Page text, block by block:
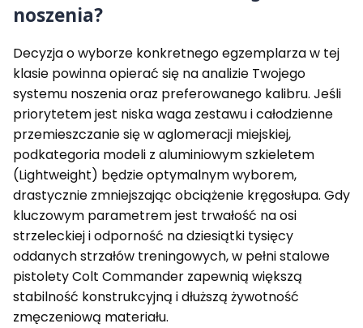
noszenia?
Decyzja o wyborze konkretnego egzemplarza w tej
klasie powinna opierać się na analizie Twojego
systemu noszenia oraz preferowanego kalibru. Jeśli
priorytetem jest niska waga zestawu i całodzienne
przemieszczanie się w aglomeracji miejskiej,
podkategoria modeli z aluminiowym szkieletem
(Lightweight) będzie optymalnym wyborem,
drastycznie zmniejszając obciążenie kręgosłupa. Gdy
kluczowym parametrem jest trwałość na osi
strzeleckiej i odporność na dziesiątki tysięcy
oddanych strzałów treningowych, w pełni stalowe
pistolety Colt Commander zapewnią większą
stabilność konstrukcyjną i dłuższą żywotność
zmęczeniową materiału.